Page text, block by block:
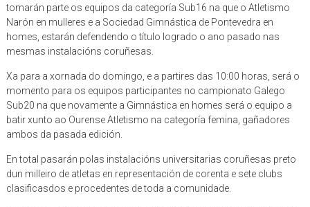
tomarán parte os equipos da categoría Sub16 na que o Atletismo
Narón en mulleres e a Sociedad Gimnástica de Pontevedra en
homes, estarán defendendo o título logrado o ano pasado nas
mesmas instalacións coruñesas.
Xa para a xornada do domingo, e a partires das 10:00 horas, será o
momento para os equipos participantes no campionato Galego
Sub20 na que novamente a Gimnástica en homes será o equipo a
batir xunto ao Ourense Atletismo na categoría femina, gañadores
ambos da pasada edición.
En total pasarán polas instalacións universitarias coruñesas preto
dun milleiro de atletas en representación de corenta e sete clubs
clasificasdos e procedentes de toda a comunidade.